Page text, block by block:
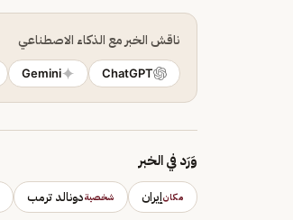
ناقش الخبر مع الذكاء الاصطناعي
ChatGPT
Gemini
وَرَد في الخبر
مكانإيران شخصيةدونالد ترمب